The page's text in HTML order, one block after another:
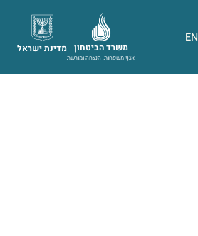
EN
מדינת ישראל משרד הביטחון
אגף משפחות, הנצחה ומורשת